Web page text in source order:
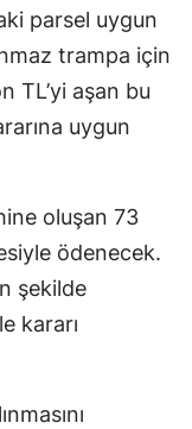
parsel uygun
trampa için
TL’yi aşan bu
uygun
oluşan 73
ödenecek.
şekilde
kararı